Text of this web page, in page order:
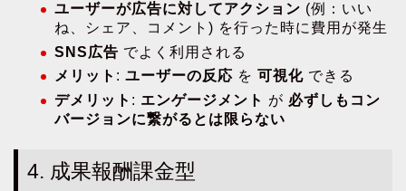
ユーザーが広告に対してアクション (例：いい
ね、シェア、コメント) を行った時に費用が発生
SNS広告 でよく利用される
メリット : ユーザーの反応 を 可視化 できる
デメリット : エンゲージメント が 必ずしもコン
バージョンに繋がるとは限らない
4. 成果報酬課金型